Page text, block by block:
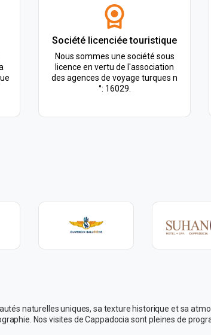
Société licenciée touristique
Nous sommes une société sous
licence en vertu de l'association
des agences de voyage turques n
°: 16029.
naturelles uniques, sa texture historique et sa
Nos visites de Cappadocia sont pleines de